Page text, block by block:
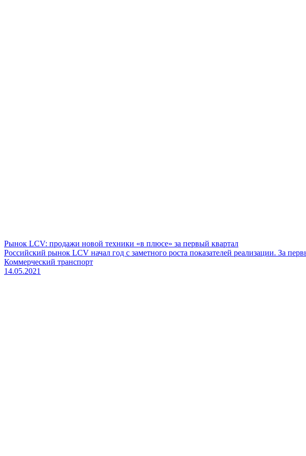
Рынок LCV: продажи новой техники «в плюсе» за первый квартал
Российский рынок LCV начал год с заметного роста показателей реализации. За
Коммерческий транспорт
14.05.2021